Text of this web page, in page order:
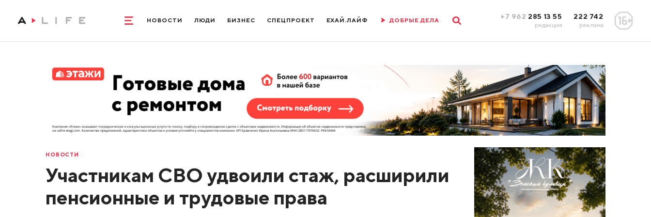
НОВОСТИ ЛЮДИ БИЗНЕС СПЕЦПРОЕКТ ЕХАЙ.ЛАЙФ ДОБРЫЕ ДЕЛА +7 962 285 13 55
редакция
222 742
реклама
НОВОСТИ
Участникам СВО удвоили стаж, расширили
пенсионные и трудовые права